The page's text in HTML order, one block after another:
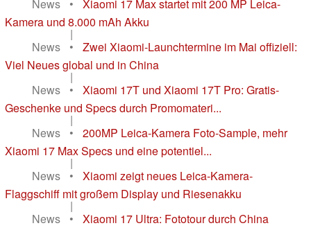
News
•
Xiaomi 17 Max startet mit 200 MP Leica-
Kamera und 8.000 mAh Akku
|
News
•
Zwei Xiaomi-Launchtermine im Mai offiziell:
Viel Neues global und in China
|
News
•
Xiaomi 17T und Xiaomi 17T Pro: Gratis-
Geschenke und Specs durch Promomateri...
|
News
•
200MP Leica-Kamera Foto-Sample, mehr
Xiaomi 17 Max Specs und eine potentiel...
|
News
•
Xiaomi zeigt neues Leica-Kamera-
Flaggschiff mit großem Display und Riesenakku
|
News
•
Xiaomi 17 Ultra: Fototour durch China